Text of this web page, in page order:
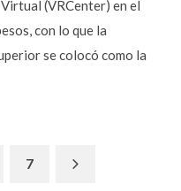
(VRCenter) en el
con lo que la
se colocó como la
7